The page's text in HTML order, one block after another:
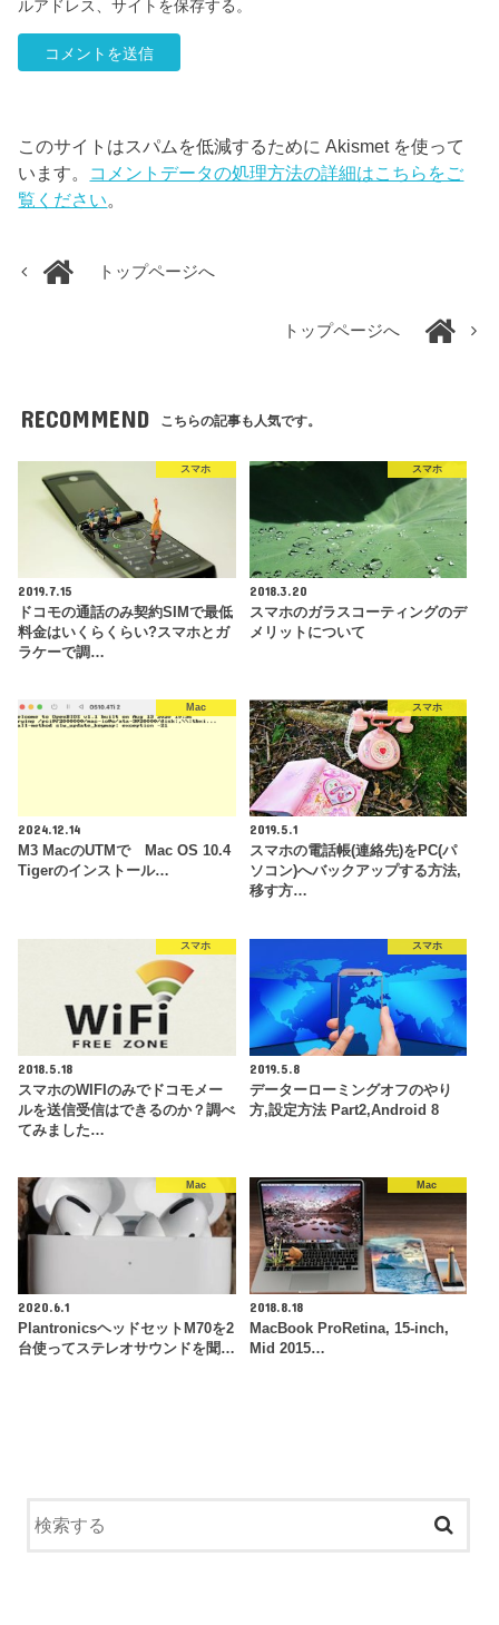
ルアドレス、サイトを保存する。
このサイトはスパムを低減するために Akismet を使って
います。 コメントデータの処理方法の詳細はこちらをご
覧ください。
トップページへ
トップページへ
RECOMMEND こちらの記事も人気です。
スマホ
2019.7.15
ドコモの通話のみ契約SIMで最低
料金はいくらくらい?スマホとガ
ラケーで調…
スマホ
2018.3.20
スマホのガラスコーティングのデ
メリットについて
Mac
2024.12.14
M3 MacのUTMで Mac OS 10.4
Tigerのインストール…
スマホ
2019.5.1
スマホの電話帳(連絡先)をPC(パ
ソコン)へバックアップする方法,
移す方…
スマホ
2018.5.18
スマホのWIFIのみでドコモメー
ルを送信受信はできるのか？調べ
てみました…
スマホ
2019.5.8
データーローミングオフのやり
方,設定方法 Part2,Android 8
Mac
2020.6.1
PlantronicsヘッドセットM70を2
台使ってステレオサウンドを聞…
Mac
2018.8.18
MacBook ProRetina, 15-inch,
Mid 2015…